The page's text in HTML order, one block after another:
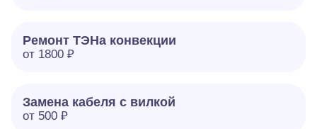
Ремонт ТЭНа конвекции
от 1800 ₽
Замена кабеля с вилкой
от 500 ₽